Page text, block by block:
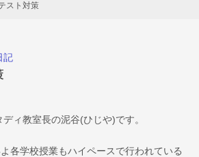
スト対策
記
ィ教室長の泥谷(ひじや)です。
各学校授業もハイペースで行われている